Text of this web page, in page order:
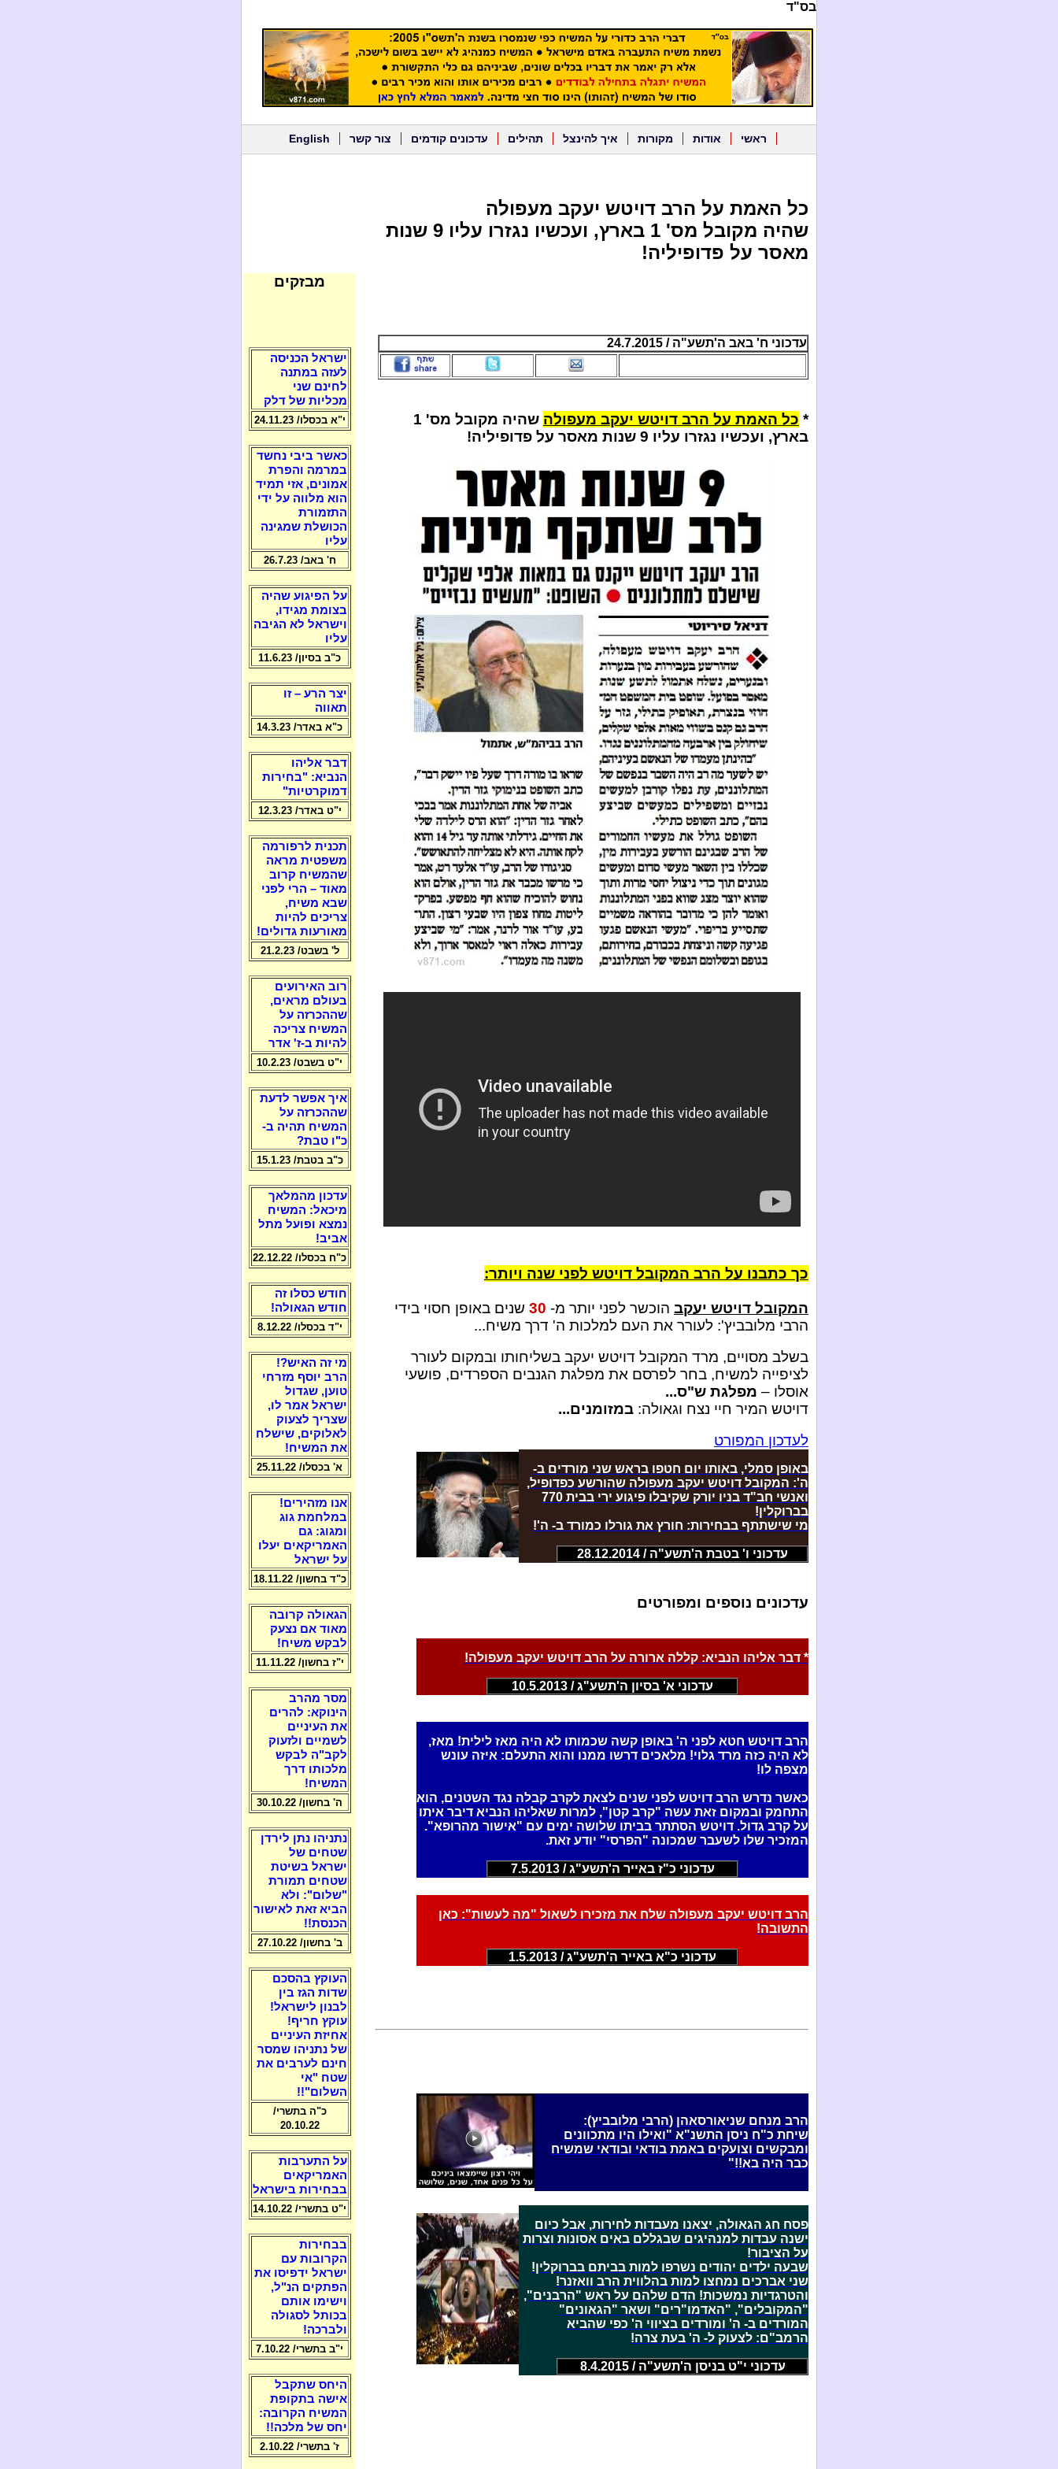
בס"ד
ראשי אודות מקורות איך להינצל תהילים עדכונים קודמים צור קשר English
כל האמת על הרב דויטש יעקב מעפולה
שהיה מקובל מס' 1 בארץ, ועכשיו נגזרו עליו 9 שנות
מאסר על פדופיליה!
עדכוני ח' באב ה'תשע"ה / 24.7.2015
* כל האמת על הרב דויטש יעקב מעפולה
שהיה מקובל מס' 1
בארץ, ועכשיו נגזרו עליו 9 שנות מאסר על פדופיליה!
כך כתבנו על הרב המקובל דויטש לפני שנה ויותר:
המקובל דויטש יעקב הוכשר לפני יותר מ- 30 שנים באופן חסוי בידי
הרבי מלובביץ': לעורר את העם למלכות ה' דרך משיח...
בשלב מסויים, מרד המקובל דויטש יעקב בשליחותו ובמקום לעורר
לציפייה למשיח, בחר לפרסם את מפלגת הגנבים הספרדים, פושעי
אוסלו – מפלגת ש"ס...
דויטש המיר חיי נצח וגאולה: במזומנים...
לעדכון המפורט
באופן סמלי, באותו יום חטפו בראש שני מורדים ב-
ה': המקובל דויטש יעקב מעפולה שהורשע כפדופיל,
ואנשי חב"ד בניו יורק שקיבלו פיגוע ירי בבית 770
בברוקלין!
מי שישתתף בבחירות: חורץ את גורלו כמורד ב- ה'!
עדכוני ו' בטבת ה'תשע"ה / 28.12.2014
עדכונים נוספים ומפורטים
* דבר אליהו הנביא: קללה ארורה על הרב דויטש יעקב מעפולה!
עדכוני א' בסיון ה'תשע"ג / 10.5.2013
הרב דויטש חטא לפני ה' באופן קשה שכמותו לא היה מאז לילית! מאז,
לא היה כזה מרד גלוי! מלאכים דרשו ממנו והוא התעלם: איזה עונש
מצפה לו!
כאשר נדרש הרב דויטש לפני שנים לצאת לקרב קבלה נגד השטנים, הוא
התחמק ובמקום זאת עשה "קרב קטן", למרות שאליהו הנביא דיבר איתו
על קרב גדול. דויטש הסתתר בביתו שלושה ימים עם "אישור מהרופא".
המזכיר שלו לשעבר שמכונה "הפרסי" יודע זאת.
עדכוני כ"ז באייר ה'תשע"ג / 7.5.2013
הרב דויטש יעקב מעפולה שלח את מזכירו לשאול "מה לעשות": כאן
התשובה!
עדכוני כ"א באייר ה'תשע"ג / 1.5.2013
הרב מנחם שניאורסאהן (הרבי מלובביץ):
שיחת כ"ח ניסן התשנ"א "ואילו היו מתכוונים
ומבקשים וצועקים באמת בודאי ובודאי שמשיח
כבר היה בא!!"
פסח חג הגאולה, יצאנו מעבדות לחירות, אבל כיום
ישנה עבדות למנהיגים שבגללם באים אסונות וצרות
על הציבור!
שבעה ילדים יהודים נשרפו למות בביתם בברוקלין!
שני אברכים נמחצו למות בהלווית הרב וואזנר!
והטרגדיות נמשכות! הדם שלהם על ראש "הרבנים",
"המקובלים", "האדמו"רים" ושאר "הגאונים"
המורדים ב- ה' ומורדים בציווי ה' כפי שהביא
הרמב"ם: לצעוק ל- ה' בעת צרה!
עדכוני י"ט בניסן ה'תשע"ה / 8.4.2015
מבזקים
ישראל הכניסה
לעזה במתנה
לחינם שני
מכליות של דלק
י"א בכסלו/ 24.11.23
כאשר ביבי נחשד
במרמה והפרת
אמונים, אזי תמיד
הוא מלווה על ידי
התזמורת
הכושלת שמגינה
עליו
ח' באב/ 26.7.23
על הפיגוע שהיה
בצומת מגידו,
וישראל לא הגיבה
עליו
כ"ב בסיון/ 11.6.23
יצר הרע – זו
תאווה
כ"א באדר/ 14.3.23
דבר אליהו
הנביא: "בחירות
דמוקרטיות"
י"ט באדר/ 12.3.23
תכנית לרפורמה
משפטית מראה
שהמשיח קרוב
מאוד – הרי לפני
שבא משיח,
צריכים להיות
מאורעות גדולים!
ל' בשבט/ 21.2.23
רוב האירועים
בעולם מראים,
שההכרזה על
המשיח צריכה
להיות ב-ז' אדר
י"ט בשבט/ 10.2.23
איך אפשר לדעת
שההכרזה על
המשיח תהיה ב-
כ"ו טבת?
כ"ב בטבת/ 15.1.23
עדכון מהמלאך
מיכאל: המשיח
נמצא ופועל מתל
אביב!
כ"ח בכסלו/ 22.12.22
חודש כסלו זה
חודש הגאולה!
י"ד בכסלו/ 8.12.22
מי זה האיש?!
הרב יוסף מזרחי
טוען, שגדול
ישראל אמר לו,
שצריך לצעוק
לאלוקים, שישלח
את המשיח!
א' בכסלו/ 25.11.22
אנו מזהירים!
במלחמת גוג
ומגוג: גם
האמריקאים יעלו
על ישראל
כ"ד בחשון/ 18.11.22
הגאולה קרובה
מאוד אם נצעק
לבקש משיח!
י"ז בחשון/ 11.11.22
מסר מהרב
הינוקא: להרים
את העיניים
לשמיים ולזעוק
לקב"ה לבקש
מלכותו דרך
המשיח!
ה' בחשון/ 30.10.22
נתניהו נתן לירדן
שטחים של
ישראל בשיטת
שטחים תמורת
"שלום": ולא
הביא זאת לאישור
הכנסת!!
ב' בחשון/ 27.10.22
העוקץ בהסכם
שדות הגז בין
לבנון לישראל!
עוקץ חריף!
אחיזת העיניים
של נתניהו שמסר
חינם לערבים את
שטח "אי
השלום"!!
כ"ה בתשרי/
20.10.22
על התערבות
האמריקאים
בבחירות בישראל
י"ט בתשרי/ 14.10.22
בבחירות
הקרובות עם
ישראל ידפיסו את
הפתקים הנ"ל,
וישימו אותם
בכותל לסגולה
ולברכה!
י"ב בתשרי/ 7.10.22
היחס שתקבל
אישה בתקופת
המשיח הקרובה:
יחס של מלכה!!
ז' בתשרי/ 2.10.22